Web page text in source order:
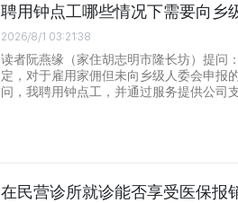
聘用钟点工哪些情况下需要向乡
2026/8/1 03:21:38
读者阮燕缘（家住胡志明市隆长坊）提问
定，对于雇用家佣但未向乡级人委会申报
问，我聘用钟点工，并通过服务提供公司
在民营诊所就诊能否享受医保报